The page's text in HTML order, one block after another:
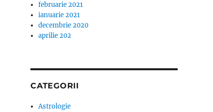
februarie 2021
ianuarie 2021
decembrie 2020
aprilie 202
CATEGORII
Astrologie